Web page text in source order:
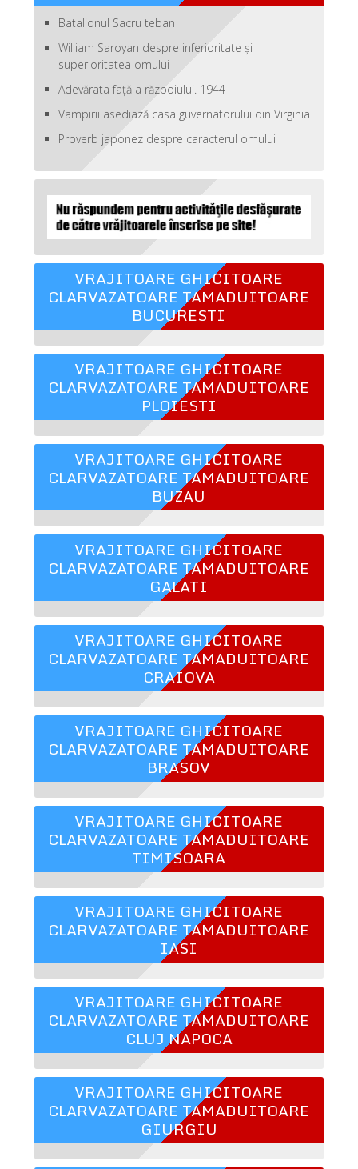
Batalionul Sacru teban
William Saroyan despre inferioritate şi
superioritatea omului
Adevărata față a războiului. 1944
Vampirii asediază casa guvernatorului din Virginia
Proverb japonez despre caracterul omului
VRAJITOARE GHICITOARE
CLARVAZATOARE TAMADUITOARE
BUCURESTI
VRAJITOARE GHICITOARE
CLARVAZATOARE TAMADUITOARE
PLOIESTI
VRAJITOARE GHICITOARE
CLARVAZATOARE TAMADUITOARE
BUZAU
VRAJITOARE GHICITOARE
CLARVAZATOARE TAMADUITOARE
GALATI
VRAJITOARE GHICITOARE
CLARVAZATOARE TAMADUITOARE
CRAIOVA
VRAJITOARE GHICITOARE
CLARVAZATOARE TAMADUITOARE
BRASOV
VRAJITOARE GHICITOARE
CLARVAZATOARE TAMADUITOARE
TIMISOARA
VRAJITOARE GHICITOARE
CLARVAZATOARE TAMADUITOARE
IASI
VRAJITOARE GHICITOARE
CLARVAZATOARE TAMADUITOARE
CLUJ NAPOCA
VRAJITOARE GHICITOARE
CLARVAZATOARE TAMADUITOARE
GIURGIU